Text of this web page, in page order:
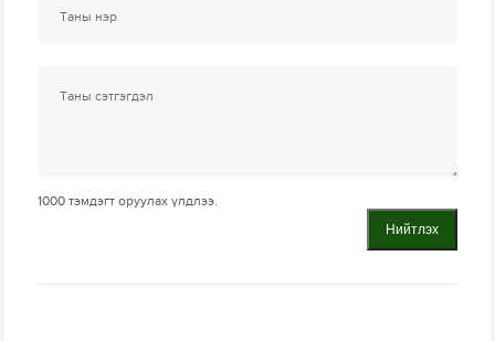
1000 тэмдэгт оруулах үлдлээ.
Нийтлэх